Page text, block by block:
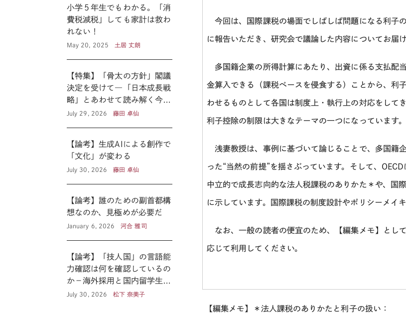
今回は、国際課税の場面でしばしば問題になる利子
に報告いただき、研究会で議論した内容についてお届け
多国籍企業の所得計算にあたり、出資に係る支払配
金算入できる（課税ベースを侵食する）ことから、利
わせるものとして各国は制度上・執行上の対応をしてき
利子控除の制限は大きなテーマの一つになっています。
浅妻教授は、事例に基づいて論じることで、多国籍
った“当然の前提”を揺さぶっています。そして、 OECD
中立的で成長志向的な法人税課税のありかた＊や、国
に示しています。国際課税の制度設計やポリシーメイ
なお、一般の読者の便宜のため、【編集メモ】とし
応じて利用してく
【編集メモ】＊法人課税のありかたと利子の扱い：
小学５年生でもわかる。「消
費税減税」しても家計は救わ
れない！
May 20, 2025 土居 丈朗
【特集】「骨太の方針」閣議
決定を受けて―「日本成長戦
略」とあわせて読み解く今後
の医療政策―
July 29, 2026 藤田 卓仙
【論考】生成AIによる創作で
「文化」が変わる
July 30, 2026 藤田 卓仙
【論考】誰のための副首都構
想なのか、見極めが必要だ
January 6, 2026 河合 雅司
【論考】「技人国」の言語能
力確認は何を確認しているの
か－海外採用と国内留学生の
あいだ
July 30, 2026 松下 奈美子